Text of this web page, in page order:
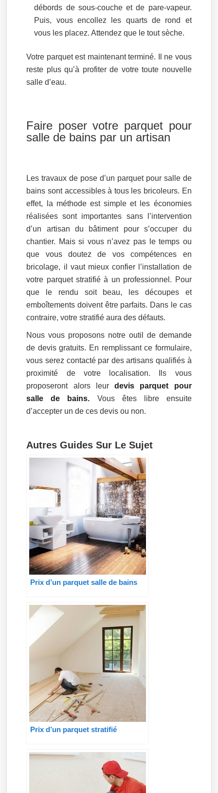
débords de sous-couche et de pare-vapeur.
Puis, vous encollez les quarts de rond et
vous les placez. Attendez que le tout sèche.
Votre parquet est maintenant terminé. Il ne vous
reste plus qu’à profiter de votre toute nouvelle
salle d’eau.
Faire poser votre parquet pour
salle de bains par un artisan
Les travaux de pose d’un parquet pour salle de
bains sont accessibles à tous les bricoleurs. En
effet, la méthode est simple et les économies
réalisées sont importantes sans l’intervention
d’un artisan du bâtiment pour s’occuper du
chantier. Mais si vous n’avez pas le temps ou
que vous doutez de vos compétences en
bricolage, il vaut mieux confier l’installation de
votre parquet stratifié à un professionnel. Pour
que le rendu soit beau, les découpes et
emboîtements doivent être parfaits. Dans le cas
contraire, votre stratifié aura des défauts.
Nous vous proposons notre outil de demande
de devis gratuits. En remplissant ce formulaire,
vous serez contacté par des artisans qualifiés à
proximité de votre localisation. Ils vous
proposeront alors leurdevis parquet pour
salle de bains. Vous êtes libre ensuite
d’accepter un de ces devis ou non.
Autres Guides Sur Le Sujet
Prix d’un parquet salle de bains
Prix d’un parquet stratifié